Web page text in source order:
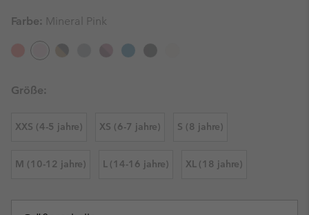
Farbe: Mineral Pink
Größe:
XXS (4-5 jahre) XS (6-7 jahre) S (8 jahre)
M (10-12 jahre) L (14-16 jahre) XL (18 jahre)